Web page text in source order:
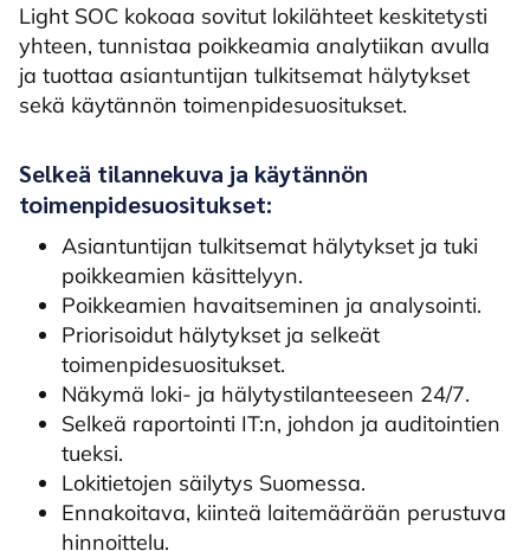
Light SOC kokoaa sovitut lokilähteet keskitetysti
yhteen, tunnistaa poikkeamia analytiikan avulla
ja tuottaa asiantuntijan tulkitsemat hälytykset
sekä käytännön toimenpidesuositukset.
Selkeä tilannekuva ja käytännön
toimenpidesuositukset:
Asiantuntijan tulkitsemat hälytykset ja tuki
poikkeamien käsittelyyn.
Poikkeamien havaitseminen ja analysointi.
Priorisoidut hälytykset ja selkeät
toimenpidesuositukset.
Näkymä loki- ja hälytystilanteeseen 24/7.
Selkeä raportointi IT:n, johdon ja auditointien
tueksi.
Lokitietojen säilytys Suomessa.
Ennakoitava, kiinteä laitemäärään perustuva
hinnoittelu.